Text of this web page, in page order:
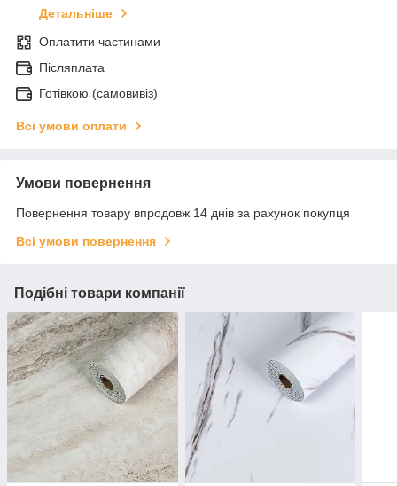
Детальніше
Оплатити частинами
Післяплата
Готівкою (самовивіз)
Всі умови оплати
Умови повернення
Повернення товару впродовж 14 днів за рахунок покупця
Всі умови повернення
Подібні товари компанії